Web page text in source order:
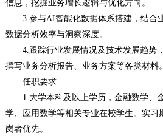
信息，挖掘业务增长逻辑与优化方向。
3.参与AI智能化数据体系搭建，结合
数据分析效率与洞察深度。
4.跟踪行业发展情况及技术发展趋势
撰写业务分析报告、业务方案等各类材料。
任职要求
1.大学本科及以上学历，金融数学、
学、应用数学等相关专业在校学生。实习
岗者优先。